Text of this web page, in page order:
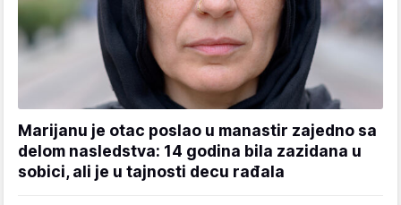
Marijanu je otac poslao u manastir zajedno sa
delom nasledstva: 14 godina bila zazidana u
sobici, ali je u tajnosti decu rađala